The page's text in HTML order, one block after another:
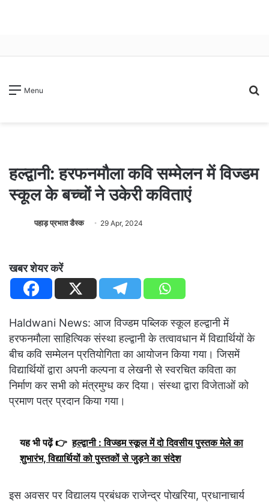
Menu
हल्द्वानी: हरफनमौला कवि सम्मेलन में विज्डम
स्कूल के बच्चों ने उकेरी कविताएं
पहाड़ प्रभात डैस्क 29 Apr, 2024
खबर शेयर करें
Haldwani News: आज विज्डम पब्लिक स्कूल हल्द्वानी में
हरफनमौला साहित्यिक संस्था हल्द्वानी के तत्वावधान में विद्यार्थियों के
बीच कवि सम्मेलन प्रतियोगिता का आयोजन किया गया। जिसमें
विद्यार्थियों द्वारा अपनी कल्पना व लेखनी से स्वरचित कविता का
निर्माण कर सभी को मंत्रमुग्ध कर दिया। संस्था द्वारा विजेताओं को
प्रमाण पत्र प्रदान किया गया।
यह भी पढ़ें 👉 हल्द्वानी : विज्डम स्कूल में दो दिवसीय पुस्तक मेले का
शुभारंभ, विद्यार्थियों को पुस्तकों से जुड़ने का संदेश
इस अवसर पर विद्यालय प्रबंधक राजेन्द्र पोखरिया, प्रधानाचार्य